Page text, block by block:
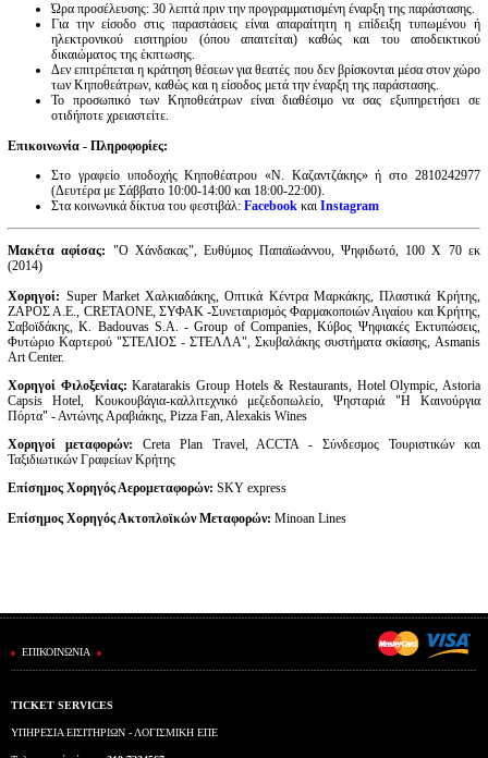
Ώρα προσέλευσης: 30 λεπτά πριν την προγραμματισμένη έναρξη της παράστασης.
Για την είσοδο στις παραστάσεις είναι απαραίτητη η επίδειξη τυπωμένου ή
ηλεκτρονικού εισιτηρίου (όπου απαιτείται) καθώς και του αποδεικτικού
δικαιώματος της έκπτωσης.
Δεν επιτρέπεται η κράτηση θέσεων για θεατές που δεν βρίσκονται μέσα στον χώρο
των Κηποθεάτρων, καθώς και η είσοδος μετά την έναρξη της παράστασης.
Το προσωπικό των Κηποθεάτρων είναι διαθέσιμο να σας εξυπηρετήσει σε
οτιδήποτε χρειαστείτε.
Επικοινωνία - Πληροφορίες:
Στο γραφείο υποδοχής Κηποθέατρου «Ν. Καζαντζάκης» ή στο 2810242977
(Δευτέρα με Σάββατο 10:00-14:00 και 18:00-22:00).
Στα κοινωνικά δίκτυα του φεστιβάλ:Facebook καιInstagram
Μακέτα αφίσας: "Ο Χάνδακας", Ευθύμιος Παπαϊωάννου, Ψηφιδωτό, 100 X 70 εκ
(2014)
Χορηγοί: Super Market Χαλκιαδάκης, Οπτικά Κέντρα Μαρκάκης, Πλαστικά Κρήτης,
ΖΑΡΟΣ Α.Ε., CRETAONE, ΣΥΦΑΚ -Συνεταιρισμός Φαρμακοποιών Αιγαίου και Κρήτης,
Σαβοϊδάκης, K. Badouvas S.A. - Group of Companies, Κύβος Ψηφιακές Εκτυπώσεις,
Φυτώριο Καρτερού "ΣΤΕΛΙΟΣ - ΣΤΕΛΛΑ", Σκυβαλάκης συστήματα σκίασης, Asmanis
Art Center.
Χορηγοί Φιλοξενίας:Karatarakis Group Hotels & Restaurants, Hotel Olympic, Astoria
Capsis Hotel, Κουκουβάγια-καλλιτεχνικό μεζεδοπωλείο, Ψησταριά "Η Καινούργια
Πόρτα" - Αντώνης Αραβιάκης, Pizza Fan, Alexakis Wines
Χορηγοί μεταφορών: Creta Plan Travel, ACCTA - Σύνδεσμος Τουριστικών και
Ταξιδιωτικών Γραφείων Κρήτης
Επίσημος Χορηγός Αερομεταφορών: SKY express
Επίσημος Χορηγός Ακτοπλοϊκών Μεταφορών: Minoan Lines
ΕΠΙΚΟΙΝΩΝΙΑ
TICKET SERVICES
ΥΠΗΡΕΣΙΑ ΕΙΣΙΤΗΡΙΩΝ - ΛΟΓΙΣΜΙΚΗ ΕΠΕ